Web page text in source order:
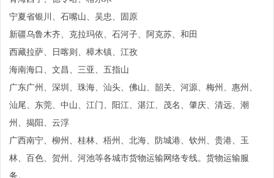
宁夏省银川、石嘴山、吴忠、固原
新疆乌鲁木齐、克拉玛依、石河子、阿克苏、和田
西藏拉萨、日喀则、樟木镇、江孜
海南海口、文昌、三亚、五指山
广东广州、深圳、珠海、汕头、佛山、韶关、河源、梅州、惠州、
汕尾、东莞、中山、江门、阳江、湛江、茂名、肇庆、清远、潮
州、揭阳、云浮
广西南宁、柳州、桂林、梧州、北海、防城港、钦州、贵港、玉
林、百色、贺州、河池等各城市货物运输网络专线。货物运输服
务。